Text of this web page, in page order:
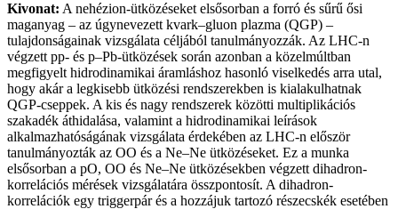
Kivonat: A nehézion-ütközéseket elsősorban a forró és sűrű ősi
maganyag – az úgynevezett kvark–gluon plazma (QGP) –
tulajdonságainak vizsgálata céljából tanulmányozzák. Az LHC-n
végzett pp- és p–Pb-ütközések során azonban a közelmúltban
megfigyelt hidrodinamikai áramláshoz hasonló viselkedés arra utal,
hogy akár a legkisebb ütközési rendszerekben is kialakulhatnak
QGP-cseppek. A kis és nagy rendszerek közötti multiplikációs
szakadék áthidalása, valamint a hidrodinamikai leírások
alkalmazhatóságának vizsgálata érdekében az LHC-n először
tanulmányozták az OO és a Ne–Ne ütközéseket. Ez a munka
elsősorban a pO, OO és Ne–Ne ütközésekben végzett dihadron-
korrelációs mérések vizsgálatára összpontosít. A dihadron-
korrelációk egy triggerpár és a hozzájuk tartozó részecskék esetében